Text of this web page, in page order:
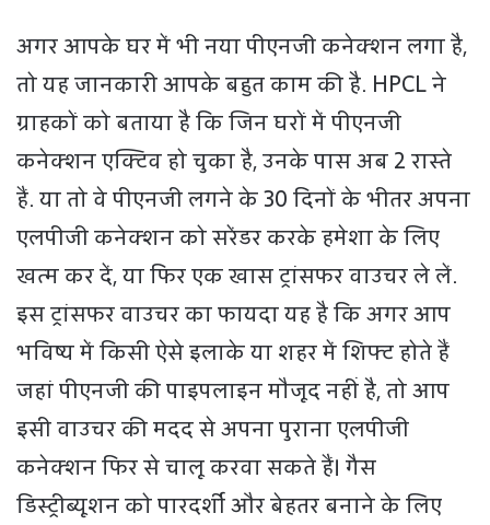
अगर आपके घर में भी नया पीएनजी कनेक्शन लगा है,
तो यह जानकारी आपके बहुत काम की है. HPCL ने
ग्राहकों को बताया है कि जिन घरों में पीएनजी
कनेक्शन एक्टिव हो चुका है, उनके पास अब 2 रास्ते
हैं. या तो वे पीएनजी लगने के 30 दिनों के भीतर अपना
एलपीजी कनेक्शन को सरेंडर करके हमेशा के लिए
खत्म कर दें, या फिर एक खास ट्रांसफर वाउचर ले लें.
इस ट्रांसफर वाउचर का फायदा यह है कि अगर आप
भविष्य में किसी ऐसे इलाके या शहर में शिफ्ट होते हैं
जहां पीएनजी की पाइपलाइन मौजूद नहीं है, तो आप
इसी वाउचर की मदद से अपना पुराना एलपीजी
कनेक्शन फिर से चालू करवा सकते हैं। गैस
डिस्ट्रीब्यूशन को पारदर्शी और बेहतर बनाने के लिए